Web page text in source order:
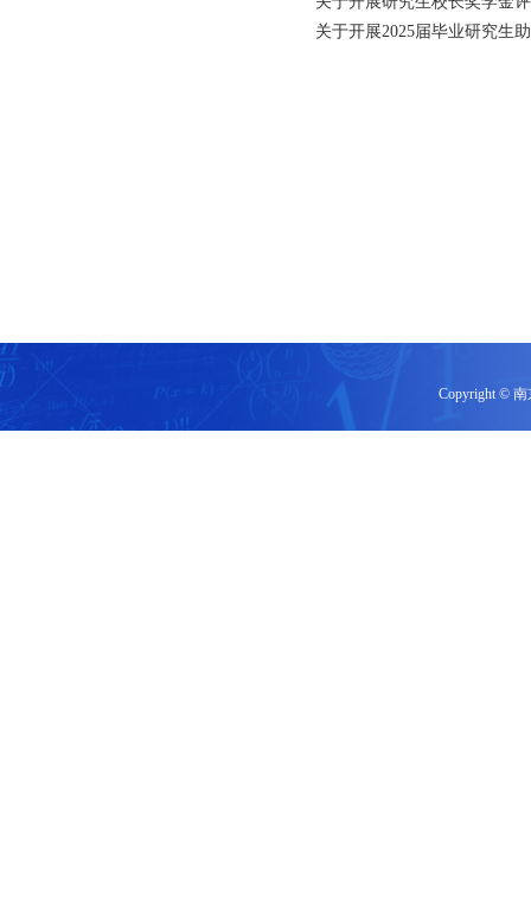
关于开展2025届毕业研究生
Copyright ©